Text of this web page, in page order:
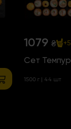
1079 ₴
Сет
1500 г | 44 шт